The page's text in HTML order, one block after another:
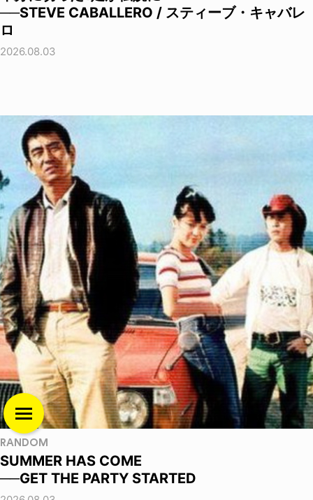
──STEVE CABALLERO / スティーブ・キャバレ
ロ
2026.08.03
RANDOM
SUMMER HAS COME
──GET THE PARTY STARTED